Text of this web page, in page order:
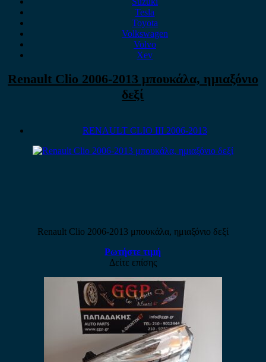
Tesla
Toyota
Volkswagen
Volvo
Xev
Renault Clio 2006-2013 μπουκάλα, ημιαξόνιο
δεξί
RENAULT CLIO III 2006-2013
Renault Clio 2006-2013 μπουκάλα, ημιαξόνιο δεξί
Ρωτήστε τιμή
Δείτε επίσης